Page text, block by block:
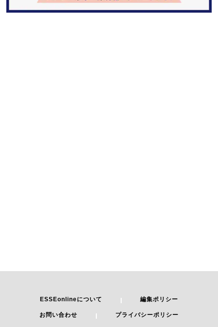
ESSEonlineについて 編集ポリシー
お問い合わせ プライバシーポリシー